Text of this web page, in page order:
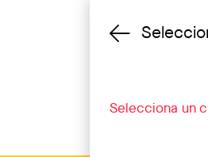
Selecciona un